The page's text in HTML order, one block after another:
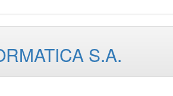
S.A.